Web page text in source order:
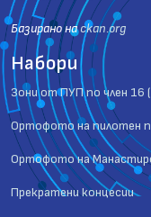
Базиранo наckan.org
Набори
Зони от ПУП по член 16
Ортофото на пилотен
Ортофото на
Прекратени концесии